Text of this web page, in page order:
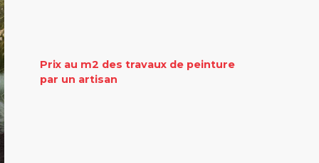
Prix au m2 des travaux de peinture
par un artisan